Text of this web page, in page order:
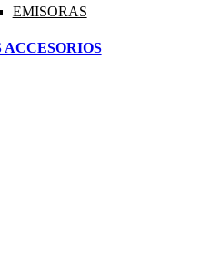
EMISORAS
ACCESORIOS